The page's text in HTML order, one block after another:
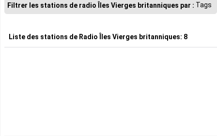
Filtrer les stations de radio Îles Vierges britanniques par : Tags
Liste des stations de Radio Îles Vierges britanniques: 8